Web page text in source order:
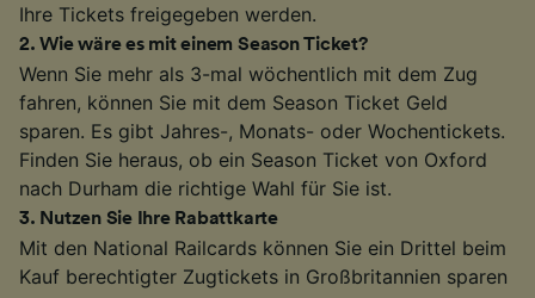
Ihre Tickets freigegeben werden.
2.Wie wäre es mit einem Season Ticket?
Wenn Sie mehr als 3-mal wöchentlich mit dem Zug
fahren, können Sie mit dem Season Ticket Geld
sparen. Es gibt Jahres-, Monats- oder Wochentickets.
Finden Sie heraus, ob ein Season Ticket von Oxford
nach Durham die richtige Wahl für Sie ist.
3. Nutzen Sie Ihre Rabattkarte
Mit den National Railcards können Sie ein Drittel beim
Kauf berechtigter Zugtickets in Großbritannien sparen